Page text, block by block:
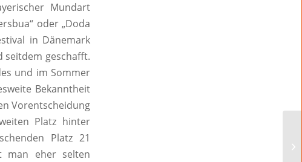
Mundart
oder „Doda
in Dänemark
seitdem geschafft.
und im Sommer
Bekanntheit
Vorentscheidung
Platz hinter
Platz 21
man eher selten